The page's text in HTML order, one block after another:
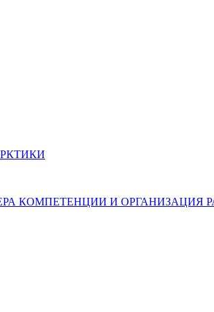
КОМПЕТЕНЦИИ И ОРГАНИЗАЦИЯ